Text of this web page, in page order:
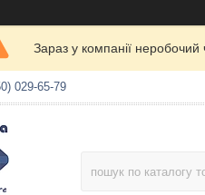
Зараз у компанії
029-65-79